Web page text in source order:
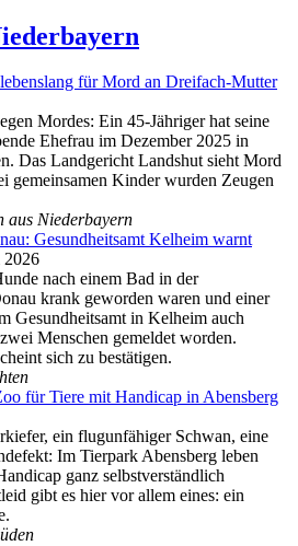
für Mord an Dreifach-Mutter
Mordes: Ein 45-Jähriger hat seine
Ehefrau im Dezember 2025 in
Das Landgericht Landshut sieht Mord
gemeinsamen Kinder wurden Zeugen
aus Niederbayern
Gesundheitsamt Kelheim warnt
2026
nach einem Bad in der
krank geworden waren und einer
Gesundheitsamt in Kelheim auch
Menschen gemeldet worden.
sich zu bestätigen.
für Tiere mit Handicap in Abensberg
ein flugunfähiger Schwan, eine
Im Tierpark Abensberg leben
ganz selbstverständlich
gibt es hier vor allem eines: ein